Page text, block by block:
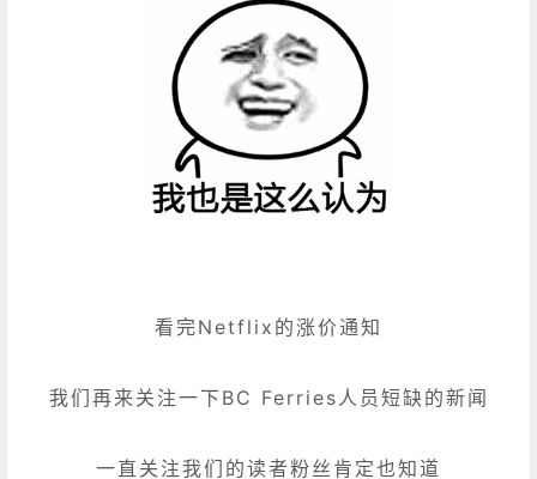
看完Netflix的涨价通知
我们再来关注一下BC Ferries人员短缺的新闻
一直关注我们的读者粉丝肯定也知道